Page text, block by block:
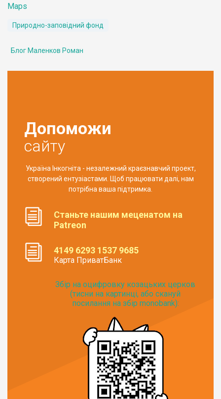
Maps
Природно-заповідний фонд
Блог Маленков Роман
Допоможи
сайту
Україна Інкогніта - незалежний краєзнавчий проект,
створений ентузіастами. Щоб працювати далі, нам
потрібна ваша підтримка.
Станьте нашим меценатом на
Patreon
4149 6293 1537 9685
Карта ПриватБанк
Збір на оцифровку козацьких церков
(тисни на картинці, або скануй
посилання на збір monobank):